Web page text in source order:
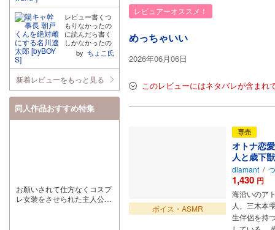
レビュアーオススメ！
めっちゃいい
2026年06月06日
このレビューにはネタバレが含まれ
ボイス・ASMR
専売
オトナ恋
人と歳下
diamant /
1,430 円
海沿いのア
人、三木本
生伴侶を持
整体阅读流畅。
のですが... 音域
的には、テンシ
ョンが上がると
結構声が高くな
って、中音域(や
や低め)だと思
い、可愛い～!!!
と油断していた
ら、3章目のト
ラックで殴られ
ました。 ヤンデ
人公に語りかけ
る時は普段より
が、個人的には
ハピエンに向か
っていく過程は
した……! そし
て待望の2作
目、期待を遥か
に上回りました
シナリオも勿
論、えっちさも
鬼畜さもさらに
いて、その分環
さんの「かわい
そかわいい」も
とになっていて
と改めて実感し
ました。仕事の
場面ももっと聴
レビュー書くつ
もりなかったの
に読んだら書く
しかなかったの
で初レビュー捧
げます。 とにか
くエロい。エロ
すぎる。癖が全
部詰まってる。
エロいの名川だ
ん。朝戸もどエ
ロじゃん。 本当
し。 続きはない
んでしょうか??
付き合ってくれ
by ちょこ氏
新着レビューをもっと見る
同人作品おすすめ特集
お願いされて仕方なくコスプ
レ女装をさせられた主人公だ